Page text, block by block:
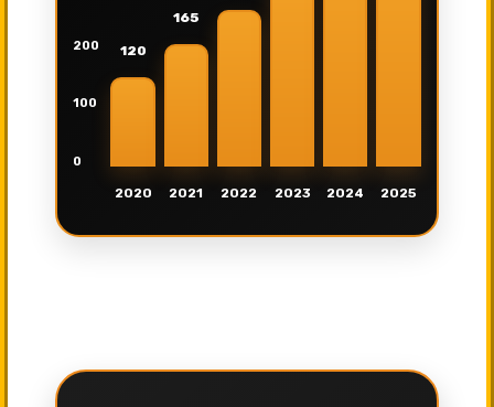
200
100
0
120
2020
165
2021 2022 2023 2024 2025